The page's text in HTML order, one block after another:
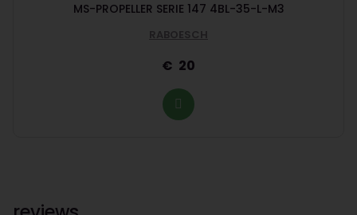
MS-PROPELLER SERIE 147 4BL-35-L-M3
RABOESCH
20